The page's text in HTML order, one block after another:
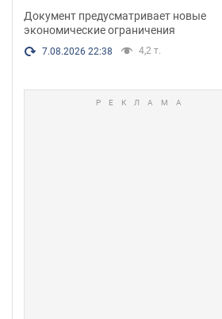
Документ предусматривает новые
экономические ограничения
7.08.2026 22:38 4,2 т.